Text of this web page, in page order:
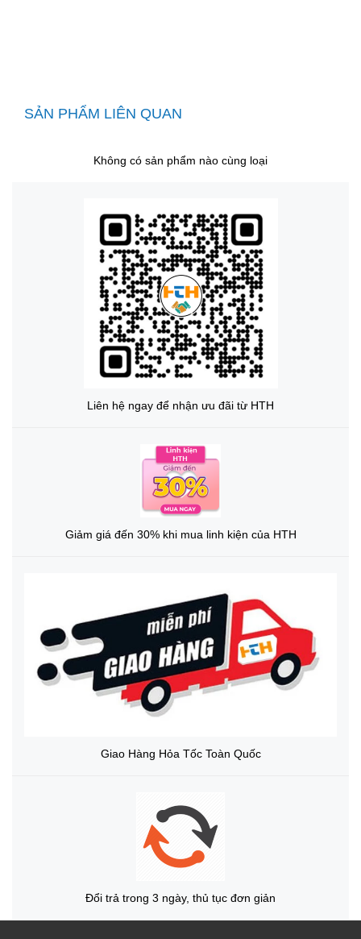
SẢN PHẨM LIÊN QUAN
Không có sản phẩm nào cùng loại
Liên hệ ngay để nhận ưu đãi từ HTH
Giảm giá đến 30% khi mua linh kiện của HTH
Giao Hàng Hỏa Tốc Toàn Quốc
Đổi trả trong 3 ngày, thủ tục đơn giản